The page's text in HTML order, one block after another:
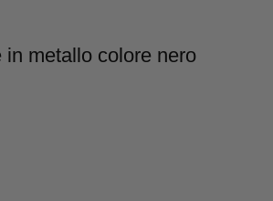
metallo colore nero